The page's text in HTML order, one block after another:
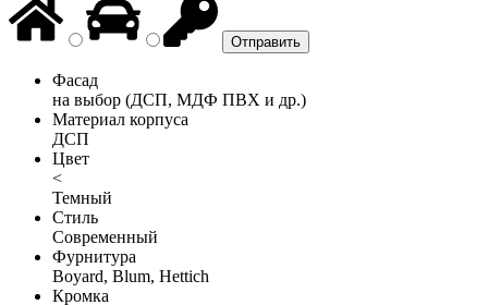
Фасад
на выбор (ДСП, МДФ ПВХ и др.)
Материал корпуса
ДСП
Цвет
<
Темный
Стиль
Современный
Фурнитура
Boyard, Blum, Hettich
Кромка